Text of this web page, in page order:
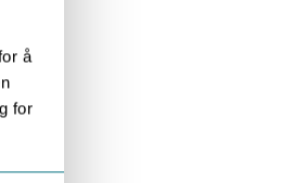
å
for